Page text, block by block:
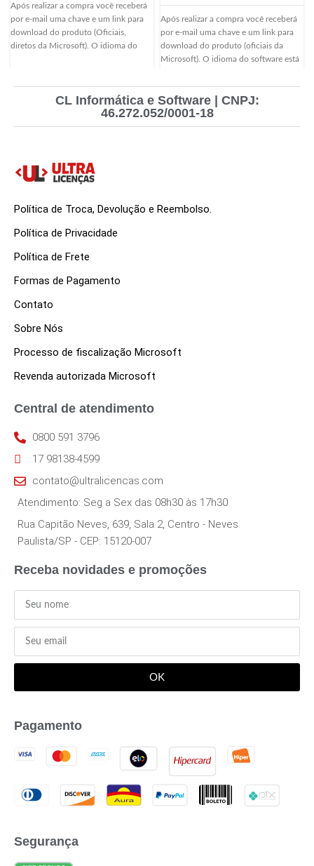
Após realizar a compra você receberá
por e-mail uma chave e um link para
download do produto (Oficiais,
diretos da Microsoft). O idioma do
para oficializar instalações já
existentes, bem como serve para
Após realizar a compra você receberá
por e-mail uma chave e um link para
download do produto (oficiais da
Microsoft). O idioma do software está
licença pode ser usada para oficializar
instalações já existentes, bem como
serve para novas instalações.
CL Informática e Software | CNPJ:
46.272.052/0001-18
Política de Troca, Devolução e Reembolso.
Política de Privacidade
Política de Frete
Formas de Pagamento
Contato
Sobre Nós
Processo de fiscalização Microsoft
Revenda autorizada Microsoft
Central de atendimento
0800 591 3796
17 98138-4599
contato@ultralicencas.com
Atendimento: Seg a Sex das 08h30 às 17h30
Rua Capitão Neves, 639, Sala 2, Centro - Neves
Paulista/SP - CEP: 15120-007
Receba novidades e promoções
OK
Pagamento
Segurança